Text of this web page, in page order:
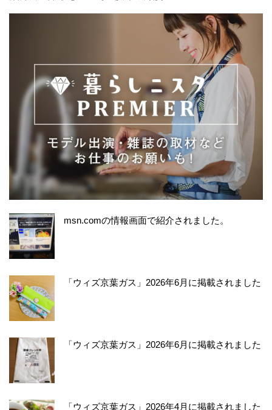
msn.comの情報画面で紹介されました。
「ウィズ京葉ガス」2026年6月に掲載されました
「ウィズ京葉ガス」2026年6月に掲載されました
「ウィズ京葉ガス」2026年4月に掲載されました